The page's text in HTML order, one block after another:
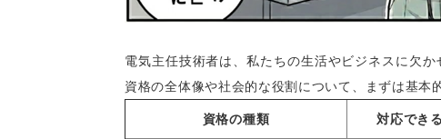
電気主任技術者は、私たちの生活やビジネスに欠
資格の全体像や社会的な役割について、まずは基本
資格の種類 対応でき